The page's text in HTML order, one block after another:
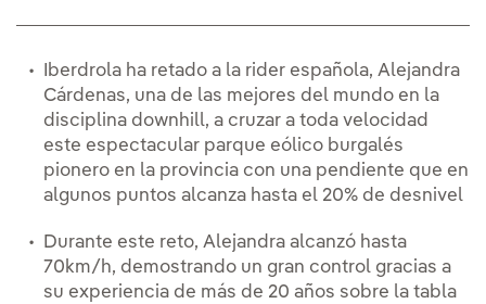
Iberdrola ha retado a la rider española, Alejandra
Cárdenas, una de las mejores del mundo en la
disciplina downhill, a cruzar a toda velocidad
este espectacular parque eólico burgalés
pionero en la provincia con una pendiente que en
algunos puntos alcanza hasta el 20% de desnivel
Durante este reto, Alejandra alcanzó hasta
70km/h, demostrando un gran control gracias a
su experiencia de más de 20 años sobre la tabla